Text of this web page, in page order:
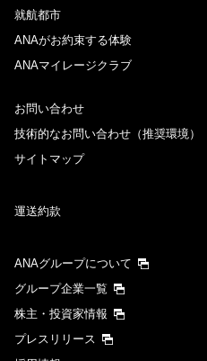
就航都市
ANAがお約束する体験
ANAマイレージクラブ
お問い合わせ
技術的なお問い合わせ（推奨環境）
サイトマップ
運送約款
ANAグループについて
グループ企業一覧
株主・投資家情報
プレスリリース